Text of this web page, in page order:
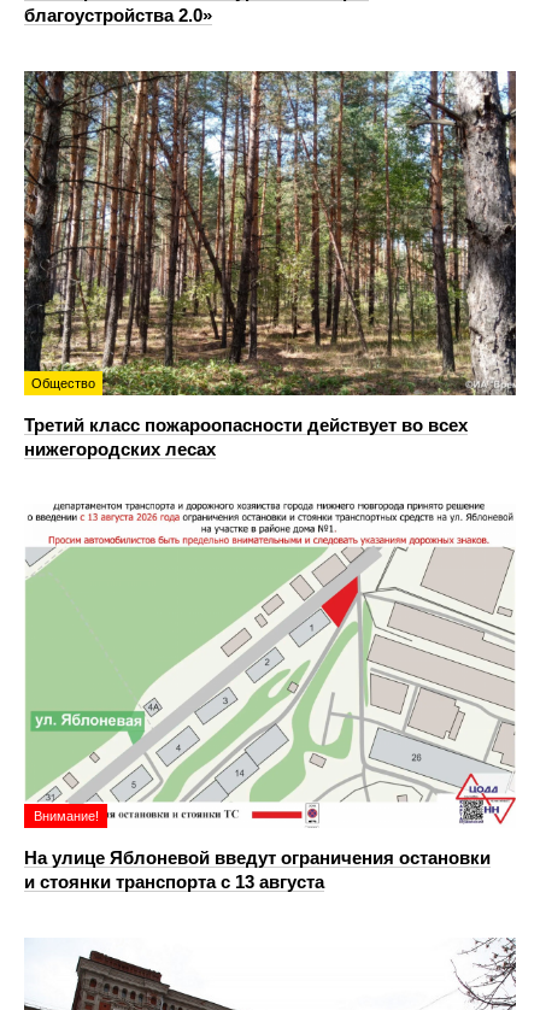
благоустройства 2.0»
Общество
Третий класс пожароопасности действует во всех
нижегородских лесах
Внимание!
На улице Яблоневой введут ограничения остановки
и стоянки транспорта с 13 августа